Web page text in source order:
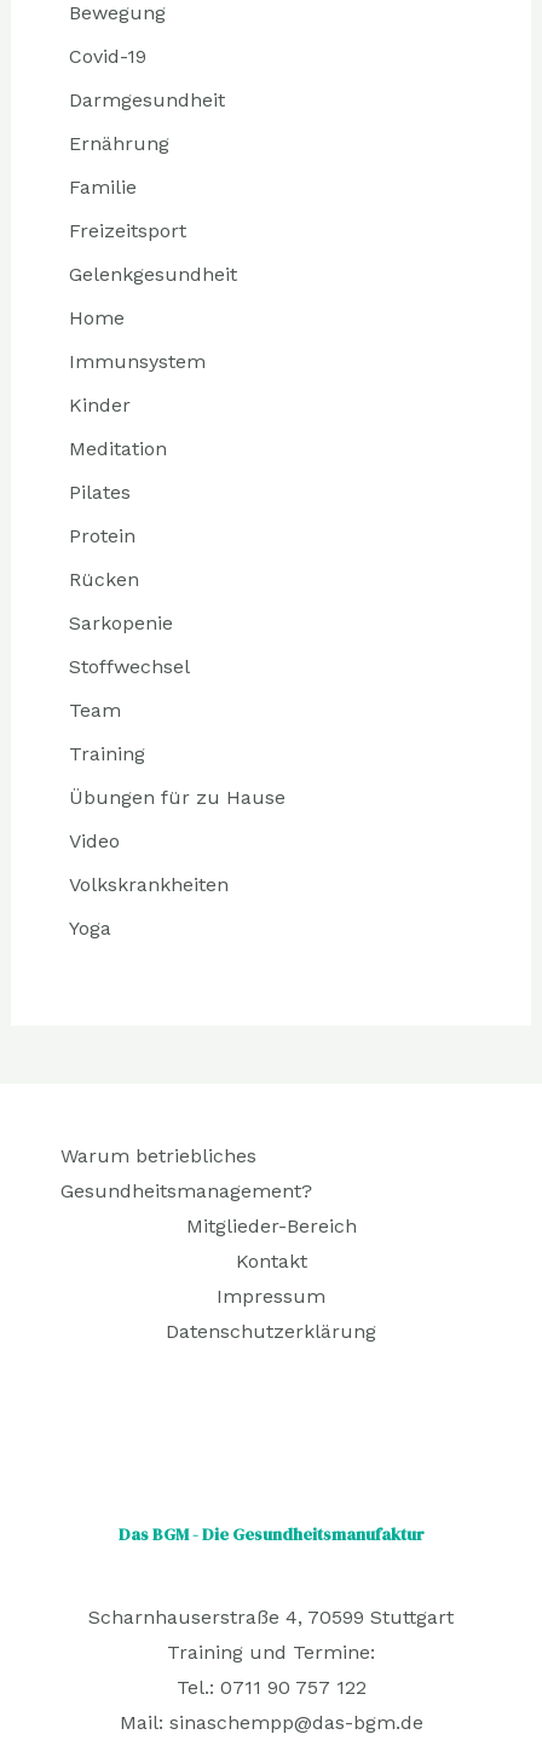
Bewegung
Covid-19
Darmgesundheit
Ernährung
Familie
Freizeitsport
Gelenkgesundheit
Home
Immunsystem
Kinder
Meditation
Pilates
Protein
Rücken
Sarkopenie
Stoffwechsel
Team
Training
Übungen für zu Hause
Video
Volkskrankheiten
Yoga
Warum betriebliches
Gesundheitsmanagement?
Mitglieder-Bereich
Kontakt
Impressum
Datenschutzerklärung
Das BGM - Die Gesundheitsmanufaktur
Scharnhauserstraße 4, 70599 Stuttgart
Training und Termine:
Tel.: 0711 90 757 122
Mail: sinaschempp@das-bgm.de